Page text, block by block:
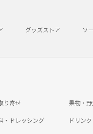
グッズストア ソ
り寄せ 果物・
・ドレッシング ドリンク